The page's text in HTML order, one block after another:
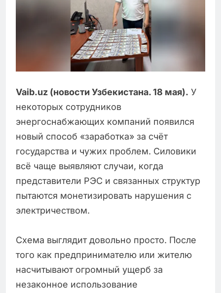
Vaib.uz (новости Узбекистана. 18 мая). У
некоторых сотрудников
энергоснабжающих компаний появился
новый способ «заработка» за счёт
государства и чужих проблем. Силовики
всё чаще выявляют случаи, когда
представители РЭС и связанных структур
пытаются монетизировать нарушения с
электричеством.
Схема выглядит довольно просто. После
того как предпринимателю или жителю
насчитывают огромный ущерб за
незаконное использование